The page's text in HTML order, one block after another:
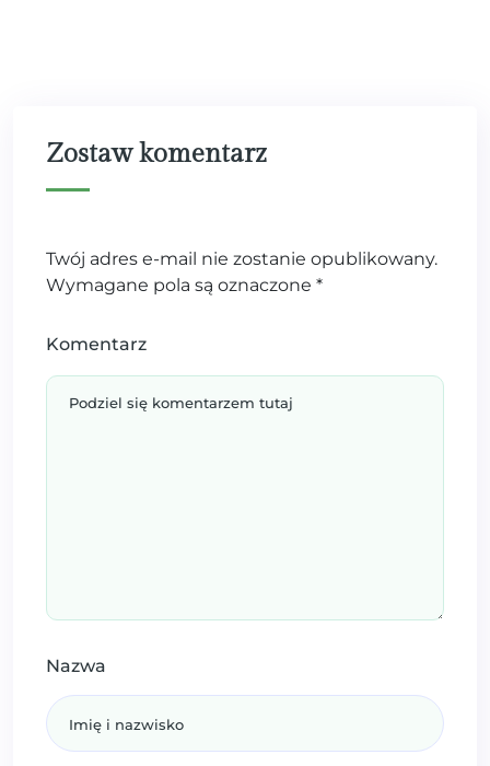
Zostaw komentarz
Twój adres e-mail nie zostanie opublikowany.
Wymagane pola są oznaczone *
Komentarz
Nazwa